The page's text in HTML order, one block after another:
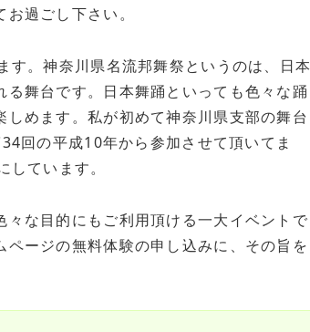
過ごし下さい。
す。神奈川県名流邦舞祭というのは、日本
舞台です。日本舞踊といっても色々な踊
めます。私が初めて神奈川県支部の舞台
回の平成10年から参加させて頂いてま
ています。
な目的にもご利用頂ける一大イベントで
ージの無料体験の申し込みに、その旨を